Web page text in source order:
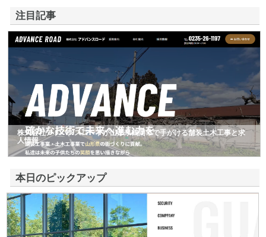
注目記事
株式会社アドバンスロードが山形県鶴岡市で手がける舗装土木工事と求
人情報
本日のピックアップ